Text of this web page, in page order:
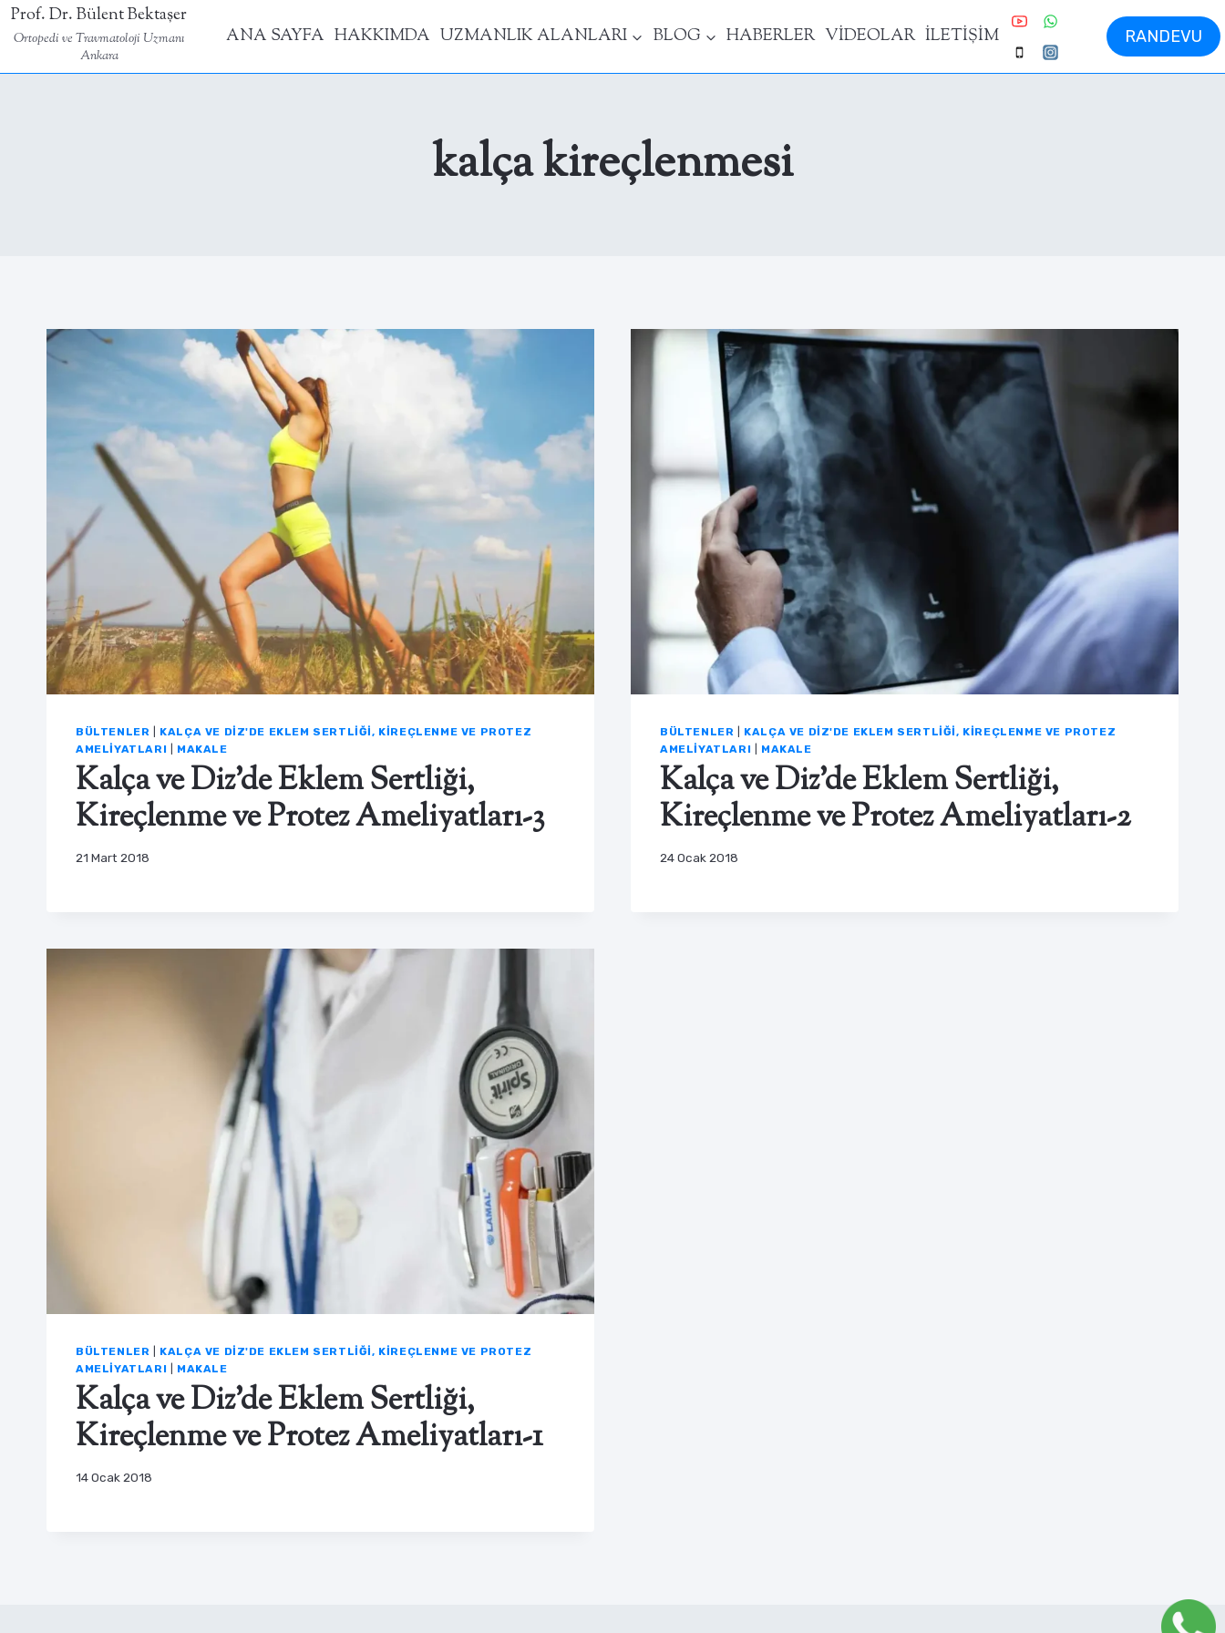
Skip
to
Prof. Dr. Bülent Bektaşer
Ortopedi ve Travmatoloji Uzmanı
Ankara
ANA SAYFA HAKKIMDA UZMANLIK ALANLARI BLOG HABERLER VİDEOLAR İLETİŞİM RANDEVU
kalça kireçlenmesi
BÜLTENLER
KALÇA VE DIZ'DE EKLEM SERTLIĞI, KIREÇLENME VE PROTEZ
AMELIYATLARI
MAKALE
Kalça ve Diz’de Eklem Sertliği,
Kireçlenme ve Protez Ameliyatları-3
21 Mart 2018
BÜLTENLER
KALÇA VE DIZ'DE EKLEM SERTLIĞI, KIREÇLENME VE PROTEZ
AMELIYATLARI
MAKALE
Kalça ve Diz’de Eklem Sertliği,
Kireçlenme ve Protez Ameliyatları-2
24 Ocak 2018
BÜLTENLER
KALÇA VE DIZ'DE EKLEM SERTLIĞI, KIREÇLENME VE PROTEZ
AMELIYATLARI
MAKALE
Kalça ve Diz’de Eklem Sertliği,
Kireçlenme ve Protez Ameliyatları-1
14 Ocak 2018